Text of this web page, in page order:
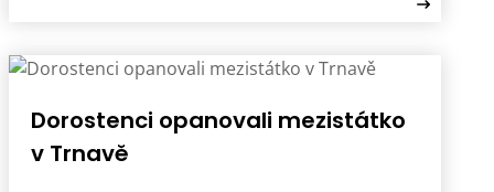
Dorostenci opanovali mezistátko
v Trnavě